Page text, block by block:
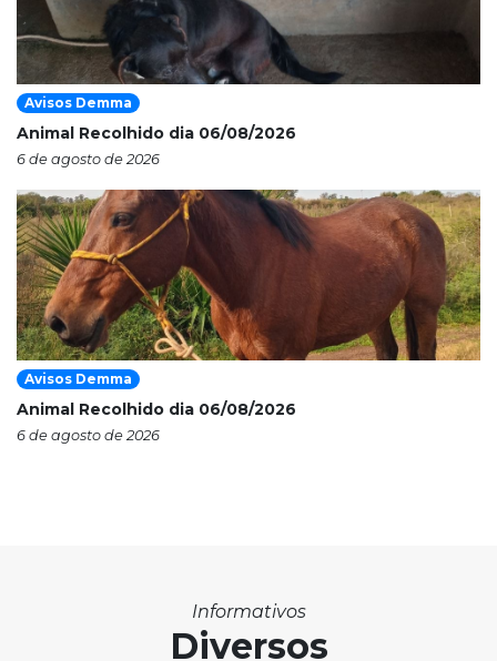
Avisos Demma
Animal Recolhido dia 06/08/2026
6 de agosto de 2026
Avisos Demma
Animal Recolhido dia 06/08/2026
6 de agosto de 2026
Informativos
Diversos